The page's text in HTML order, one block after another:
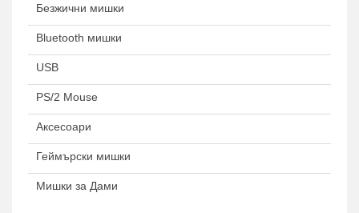
Безжични мишки
Bluetooth мишки
USB
PS/2 Mouse
Аксесоари
Геймърски мишки
Мишки за Дами